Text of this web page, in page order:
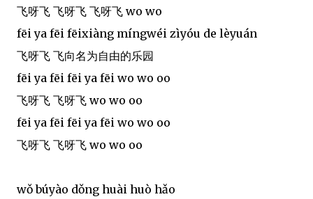
飞呀飞 飞呀飞 飞呀飞 wo wo
fēi ya fēi fēixiàng míngwéi zìyóu de lèyuán
飞呀飞 飞向名为自由的乐园
fēi ya fēi fēi ya fēi wo wo oo
飞呀飞 飞呀飞 wo wo oo
fēi ya fēi fēi ya fēi wo wo oo
飞呀飞 飞呀飞 wo wo oo
wǒ búyào dǒng huài huò hǎo